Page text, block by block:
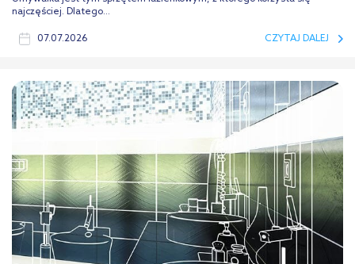
najczęściej. Dlatego...
07.07.2026 CZYTAJ DALEJ